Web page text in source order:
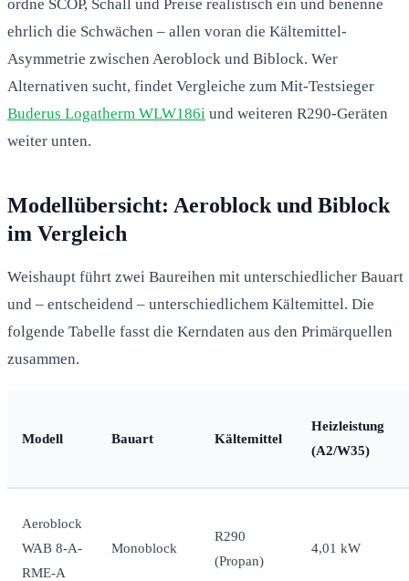
ordne SCOP, Schall und Preise realistisch ein und benenne
ehrlich die Schwächen – allen voran die Kältemittel-
Asymmetrie zwischen Aeroblock und Biblock. Wer
Alternativen sucht, findet Vergleiche zum Mit-Testsieger
Buderus Logatherm WLW186i und weiteren R290-Geräten
weiter unten.
Modellübersicht: Aeroblock und Biblock
im Vergleich
Weishaupt führt zwei Baureihen mit unterschiedlicher Bauart
und – entscheidend – unterschiedlichem Kältemittel. Die
folgende Tabelle fasst die Kerndaten aus den Primärquellen
zusammen.
Modell Bauart Kältemittel
Heizleistung
(A2/W35)
Aeroblock
WAB 8-A-
RME-A
Monoblock
R290
(Propan)
4,01 kW